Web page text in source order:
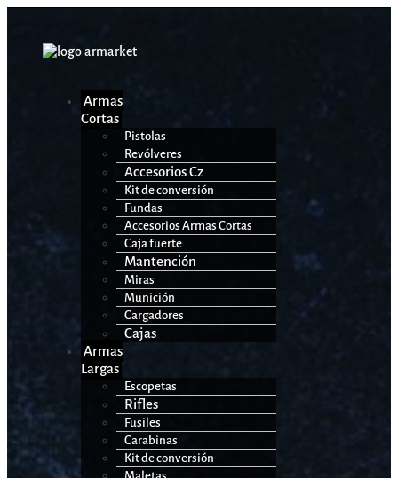
Armas
Cortas
Pistolas
Revólveres
Accesorios Cz
Kit de conversión
Fundas
Accesorios Armas Cortas
Caja fuerte
Mantención
Miras
Munición
Cargadores
Cajas
Armas
Largas
Escopetas
Rifles
Fusiles
Carabinas
Kit de conversión